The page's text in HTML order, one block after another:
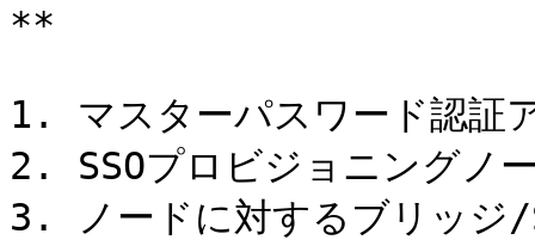
**
1. マスターパスワード認証
2. SSOプロビジョニングノ
3. ノードに対するブリッジ/